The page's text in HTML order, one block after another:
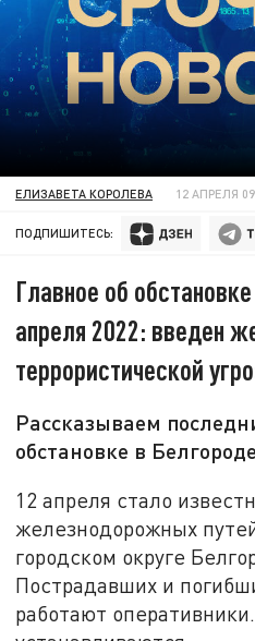
ЕЛИЗАВЕТА КОРОЛЕВА 12 АПРЕЛЯ
ПОДПИШИТЕСЬ:
Главное об
апреля 2022: введен
террористической
Рассказываем
обстановке в
12 апреля стало
железнодорожных
городском округе
Пострадавших и
работают